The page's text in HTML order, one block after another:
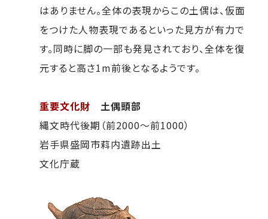
はありません。全体の表現からこの土偶は、仮面
をつけた人物表現であるといった見方が有力で
す。同時に脚の一部も発見されており、全体を復
元すると高さ1m前後となるようです。
重要文化財 土偶頭部
縄文時代後期（前2000～前1000）
岩手県盛岡市萪内遺跡出土
文化庁蔵